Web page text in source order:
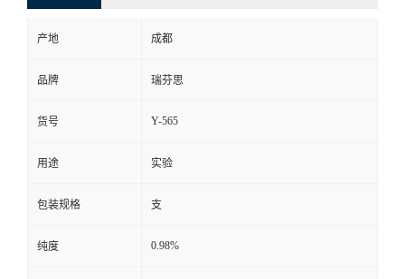
式
产地 成都
品牌 瑞芬思
货号 Y-565
用途 实验
包装规格 支
纯度 0.98%